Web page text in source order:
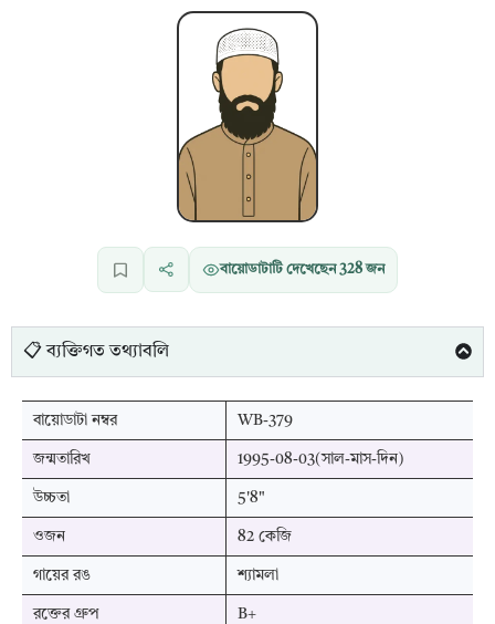
বায়োডাটাটি দেখেছেন328জন
📋 ব্যক্তিগত তথ্যাবলি
বায়োডাটা নম্বর WB-379
জন্মতারিখ 1995-08-03(সাল-মাস-দিন)
উচ্চতা 5'8"
ওজন 82 কেজি
গায়ের রঙ শ্যামলা
রক্তের গ্রুপ B+